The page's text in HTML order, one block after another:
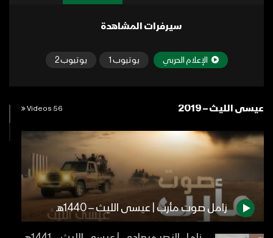
سيرفرات المشاهدة
الإعلام الحربي يوتيوب 1 يوتيوب 2
عيسى الليث – 2019 56 Videos
زامل صوت مأرب | عيسى الليث – 1440هـ